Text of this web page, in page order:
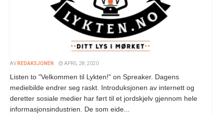
AV REDAKSJONEN APRIL 28, 2020
Listen to "Velkommen til Lykten!" on Spreaker. Dagens
mediebilde endrer seg raskt. Introduksjonen av internett og
deretter sosiale medier har ført til et jordskjelv gjennom hele
informasjonsindustrien. De som eide...